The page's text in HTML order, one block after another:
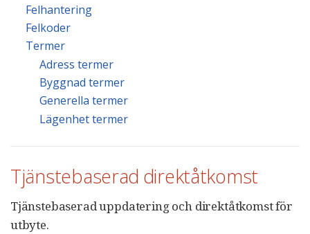
Felhantering
Felkoder
Termer
Adress termer
Byggnad termer
Generella termer
Lägenhet termer
Tjänstebaserad direktåtkomst
Tjänstebaserad uppdatering och direktåtkomst för
utbyte.